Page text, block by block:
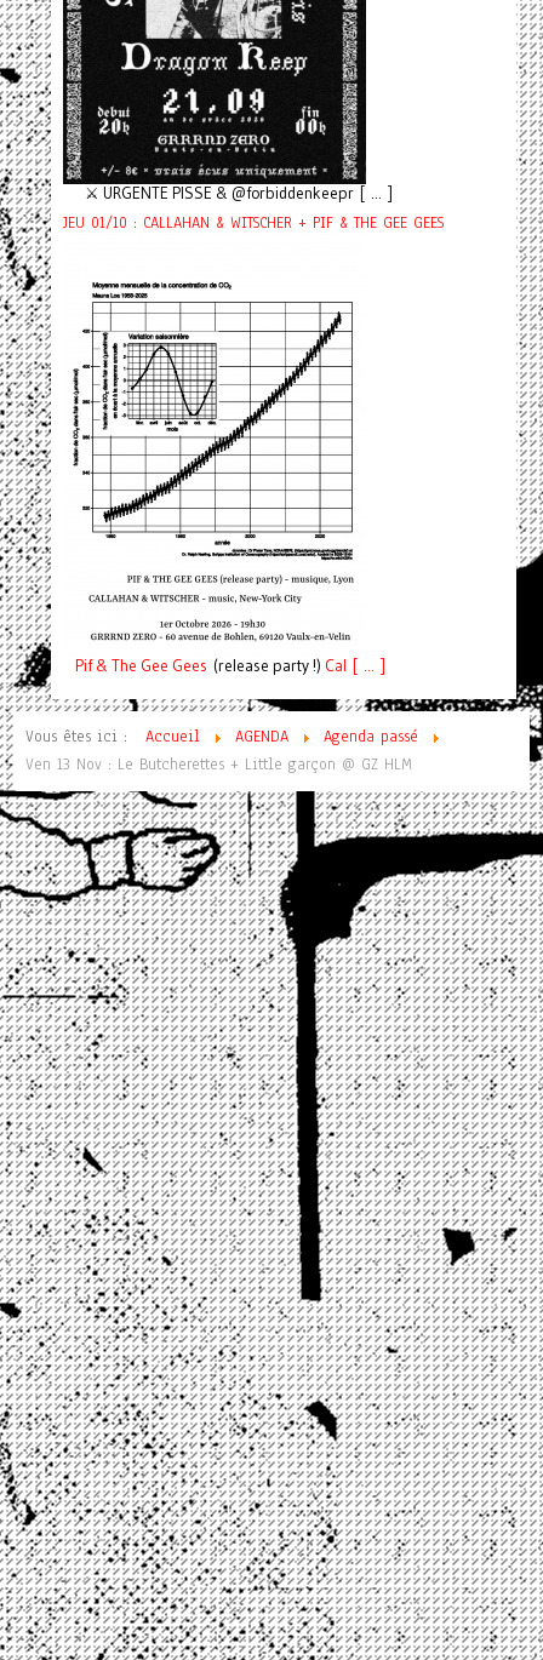
⚔️ URGENTE PISSE & @forbiddenkeepr [ ... ]
JEU 01/10 : CALLAHAN & WITSCHER + PIF & THE GEE GEES
Pif& The Gee Gees (release party !) Cal [ ... ]
Vous êtes ici : Accueil AGENDA
Agenda passé
Ven 13 Nov : Le Butcherettes + Little garçon @ GZ HLM